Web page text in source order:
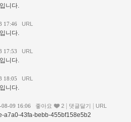
니다.
17:46 URL
니다.
17:53 URL
니다.
18:05 URL
니다.
08-09 16:06 좋아요 2 댓글달기 URL
a7a0-43fa-bebb-455bf158e5b2